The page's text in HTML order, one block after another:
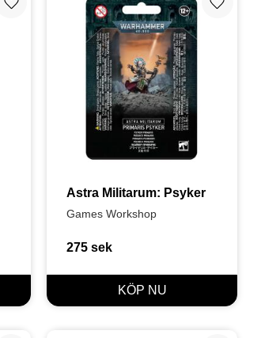
Lägg till i favoriter
Astra Militarum: Psyker
Games Workshop
275 sek
Lägg